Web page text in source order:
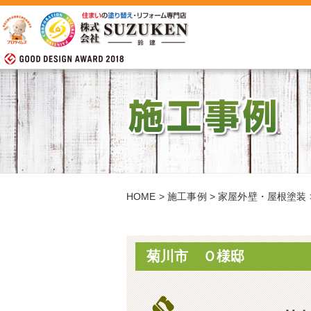
HOME > 施工事例 > 家屋外壁・屋根塗装
菊川市 Ｏ様邸